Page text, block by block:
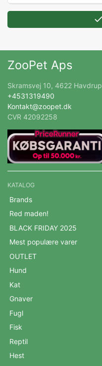
ZooPet Aps
Skramsvej 10, 4622 Havdrup
+4531319490
Kontakt@zoopet.dk
CVR 42092258
KATALOG
Brands
Red maden!
BLACK FRIDAY 2025
Mest populære varer
OUTLET
Hund
Kat
Gnaver
Fugl
Fisk
Reptil
Hest